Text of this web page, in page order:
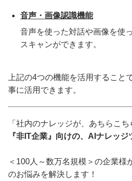
音声・画像認識機能
音声を使った対話や画像を使
スキャンができます。
上記の4つの機能を活用すること
事に活用できます。
「社内のナレッジが、あちらこち
『非IT企業』向けの、AIナレッジ
＜100人～数万名規模＞の企業様
のお悩みを解決します！